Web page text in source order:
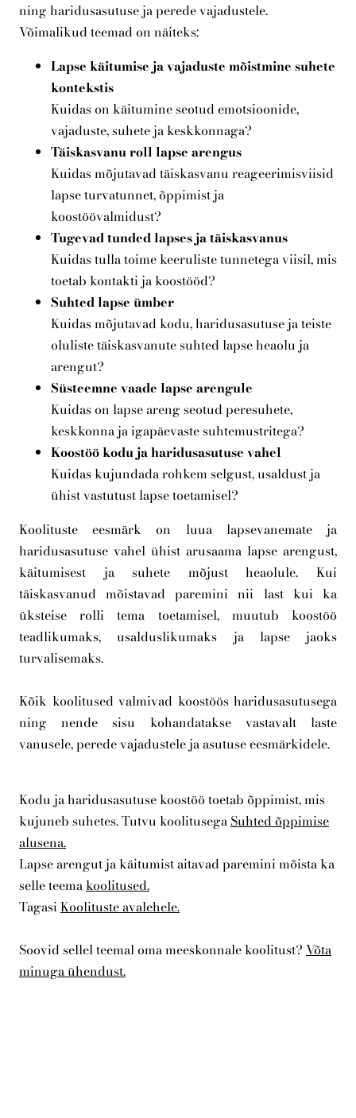
ning haridusasutuse ja perede vajadustele.
Võimalikud teemad on näiteks:
Lapse käitumise ja vajaduste mõistmine suhete
kontekstis
Kuidas on käitumine seotud emotsioonide,
vajaduste, suhete ja keskkonnaga?
Täiskasvanu roll lapse arengus
Kuidas mõjutavad täiskasvanu reageerimisviisid
lapse turvatunnet, õppimist ja
koostöövalmidust?
Tugevad tunded lapses ja täiskasvanus
Kuidas tulla toime keeruliste tunnetega viisil, mis
toetab kontakti ja koostööd?
Suhted lapse ümber
Kuidas mõjutavad kodu, haridusasutuse ja teiste
oluliste täiskasvanute suhted lapse heaolu ja
arengut?
Süsteemne vaade lapse arengule
Kuidas on lapse areng seotud peresuhete,
keskkonna ja igapäevaste suhtemustritega?
Koostöö kodu ja haridusasutuse vahel
Kuidas kujundada rohkem selgust, usaldust ja
ühist vastutust lapse toetamisel?
Koolituste eesmärk on luua lapsevanemate ja
haridusasutuse vahel ühist arusaama lapse arengust,
käitumisest ja suhete mõjust heaolule. Kui
täiskasvanud mõistavad paremini nii last kui ka
üksteise rolli tema toetamisel, muutub koostöö
teadlikumaks, usalduslikumaks ja lapse jaoks
turvalisemaks.
Kõik koolitused valmivad koostöös haridusasutusega
ning nende sisu kohandatakse vastavalt laste
vanusele, perede vajadustele ja asutuse eesmärkidele.
Kodu ja haridusasutuse koostöö toetab õppimist, mis
kujuneb suhetes. Tutvu koolitusegaSuhted õppimise
alusena.
Lapse arengut ja käitumist aitavad paremini mõista ka
selle teemakoolitused.
Tagasi Koolituste avalehele.
Soovid sellel teemal oma meeskonnale koolitust? Võta
minuga ühendust.